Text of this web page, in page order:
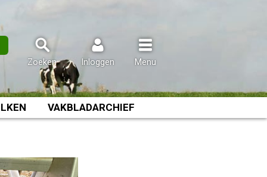
Zoeken Inloggen Menu
VAKBLADARCHIEF